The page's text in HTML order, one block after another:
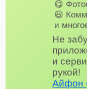
😋
😃
и
Не
и
рукой!
Айфон